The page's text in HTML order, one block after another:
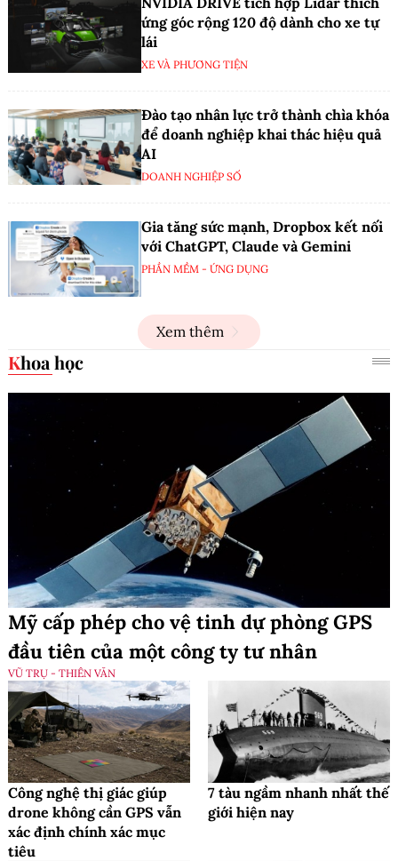
ứng góc rộng 120 độ dành cho xe tự
lái
XE VÀ PHƯƠNG TIỆN
Đào tạo nhân lực trở thành chìa khóa
để doanh nghiệp khai thác hiệu quả
AI
DOANH NGHIỆP SỐ
Gia tăng sức mạnh, Dropbox kết nối
với ChatGPT, Claude và Gemini
PHẦN MỀM - ỨNG DỤNG
Xem thêm
Khoa học
Mỹ cấp phép cho vệ tinh dự phòng GPS
đầu tiên của một công ty tư nhân
VŨ TRỤ - THIÊN VĂN
Công nghệ thị giác giúp
drone không cần GPS vẫn
xác định chính xác mục
tiêu
7 tàu ngầm nhanh nhất thế
giới hiện nay